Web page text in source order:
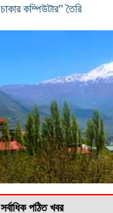
চাকার কম্পিউটার” তৈরি
সর্বাধিক পঠিত খবর